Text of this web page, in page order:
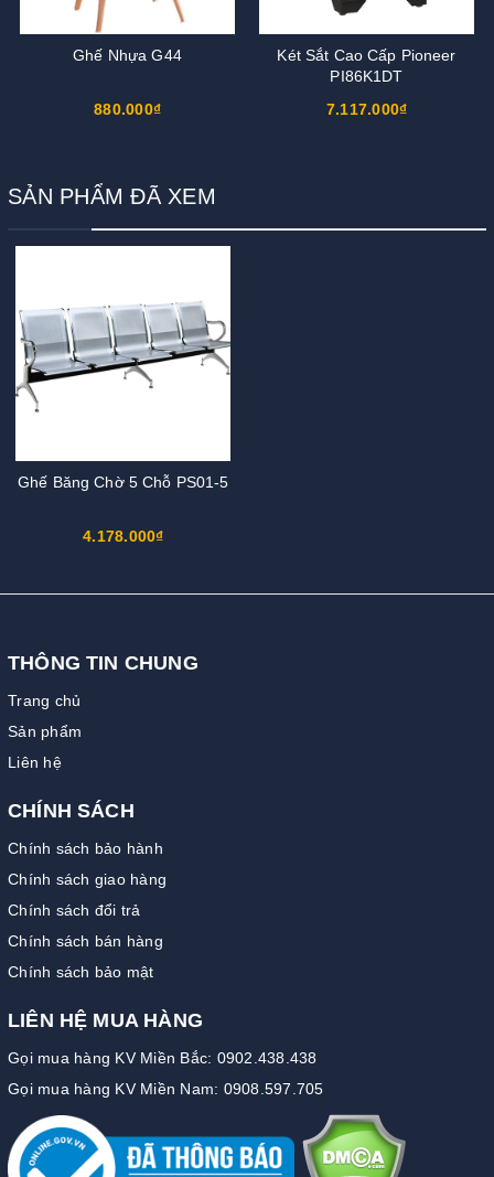
Ghế Nhựa G44
880.000₫
Két Sắt Cao Cấp Pioneer
PI86K1DT
7.117.000₫
SẢN PHẨM ĐÃ XEM
Ghế Băng Chờ 5 Chỗ PS01-5
4.178.000₫
THÔNG TIN CHUNG
Trang chủ
Sản phẩm
Liên hệ
CHÍNH SÁCH
Chính sách bảo hành
Chính sách giao hàng
Chính sách đổi trả
Chính sách bán hàng
Chính sách bảo mật
LIÊN HỆ MUA HÀNG
Gọi mua hàng KV Miền Bắc: 0902.438.438
Gọi mua hàng KV Miền Nam: 0908.597.705